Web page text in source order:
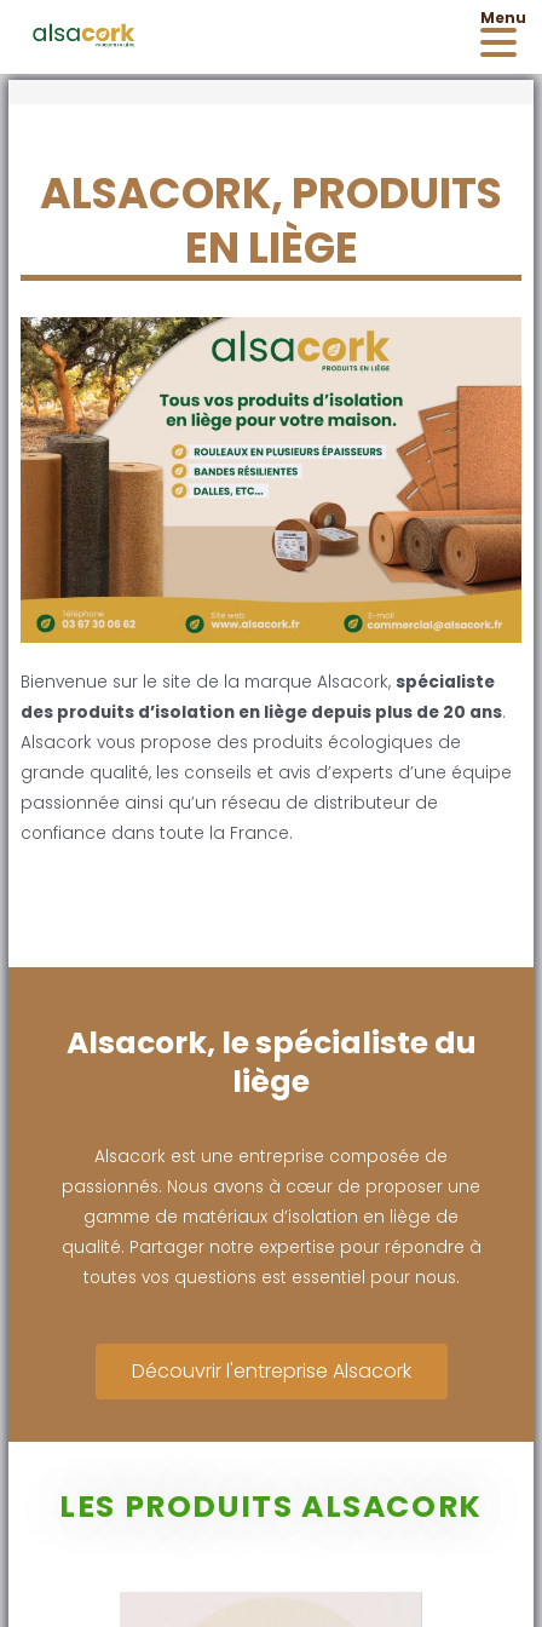
ALSACORK, PRODUITS
EN LIÈGE
Bienvenue sur le site de la marque Alsacork,spécialiste
des produits d’isolation en liège depuis plus de 20 ans.
Alsacork vous propose des produits écologiques de
grande qualité, les conseils et avis d’experts d’une équipe
passionnée ainsi qu’un réseau de distributeur de
confiance dans toute la France.
Alsacork, le spécialiste du
liège
Alsacork est une entreprise composée de
passionnés. Nous avons à cœur de proposer une
gamme de matériaux d’isolation en liège de
qualité. Partager notre expertise pour répondre à
toutes vos questions est essentiel pour nous.
Découvrir l'entreprise Alsacork
LES PRODUITS ALSACORK